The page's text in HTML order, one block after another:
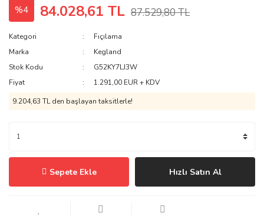
%4 84.028,61 TL 87.529,80 TL
Kategori
Fıçılama
Marka
Kegland
Stok Kodu
G52KY7LJ3W
Fiyat
1.291,00 EUR + KDV
9.204,63 TL den başlayan taksitlerle!
Sepete Ekle Hızlı Satın Al